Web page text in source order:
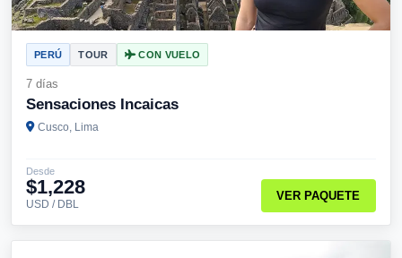
PERÚ TOUR CON VUELO
7 días
Sensaciones Incaicas
Cusco, Lima
Desde
$1,228
USD / DBL
VER PAQUETE